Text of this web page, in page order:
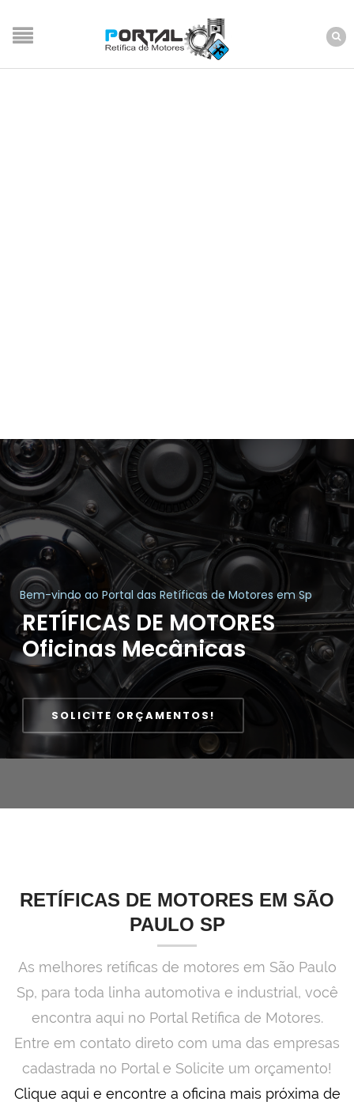
RETÍFICAS DE MOTORES EM SÃO
PAULO SP
As melhores retíficas de motores em São Paulo
Sp, para toda linha automotiva e industrial, você
encontra aqui no Portal Retífica de Motores.
Entre em contato direto com uma das empresas
cadastrada no Portal e Solicite um orçamento!
Clique aqui e encontre a oficina mais próxima de